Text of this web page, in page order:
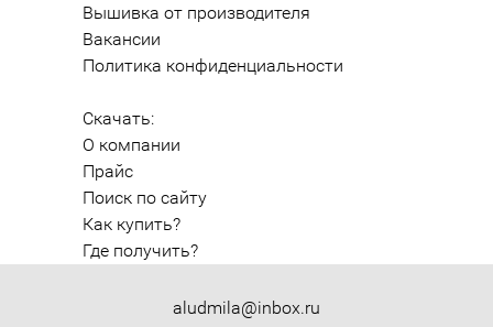
aludmila@inbox.ru
Вышивка от производителя
Вакансии
Политика конфиденциальности
Скачать:
О компании
Прайс
Поиск по сайту
Как купить?
Где получить?